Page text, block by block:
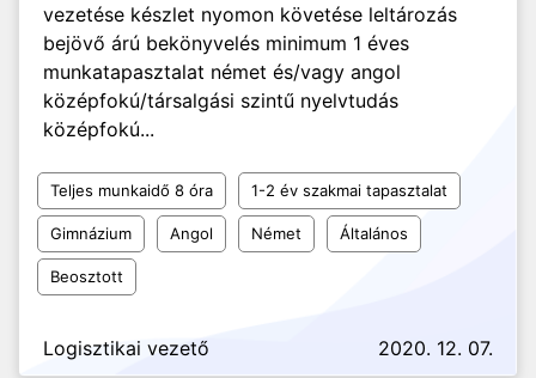
vezetése készlet nyomon követése leltározás
bejövő árú bekönyvelés minimum 1 éves
munkatapasztalat német és/vagy angol
középfokú/társalgási szintű nyelvtudás
középfokú...
Teljes munkaidő 8 óra 1-2 év szakmai tapasztalat
Gimnázium Angol Német Általános
Beosztott
Logisztikai vezető 2020. 12. 07.